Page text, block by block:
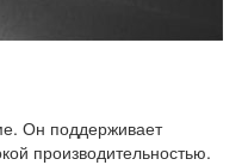
Он поддерживает
производительностью.